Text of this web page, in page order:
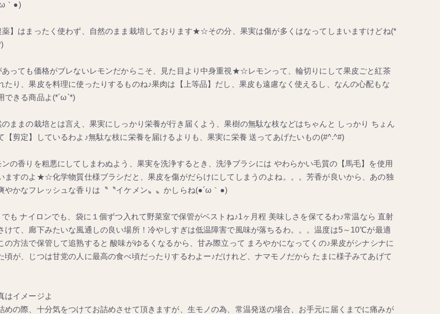
｀●)
薬】はまったく使わず、自然のまま栽培しております★☆その分、果実は傷が多くはなってしまいますけどね(*
あっても価格がブレないレモンだからこそ、見た目より中身重視★☆レモンって、輪切りにして果皮ごと紅茶
たり、果皮を料理に使ったりするものね♪果肉は【上等品】だし、果皮も遠慮なく使えるし、なんの心配もな
できる商品よ(*´ω`*)
ままの栽培とは言え、果実にしっかり栄養が行き届くよう、果樹の無駄な枝などはちゃんと しっかり ちょん
【剪定】しているわよ♪無駄な枝に栄養を届けるよりも、果実に栄養 送ってあげたいもの(#^.^#)
の香りを粗悪にしてしまわぬよう、果実を洗浄するとき、洗浄ブラシには やわらかい毛質の【馬毛】を使用
ますのよ★☆化学物質仕様ブラシだと、果皮を傷がだらけにしてしまうのよね。。。芳香が良いから、あの独
やかなフレッシュな香りは〝〝イケメン〟〟かしらね(●´ω｀●)
も ナイロンでも、袋に１個ずつ入れて野菜室で保管がベストね♪1ヶ月程 美味しさを保てるわ♪常温なら 直射
けて、廊下みたいな風通しの良い場所！冷やしすぎは低温障害で風味が落ちるわ。。。温度は5～10℃が最適
の方法で保管して追熟すると 酸味がゆるくなるから、甘み際立って まろやかになってくの♪果皮がシナシナに
頃が、じつは甘党の人に最高の食べ頃だったりするわよー♪だけれど、ナマモノだから たまに様子みてあげて
はイメージよ
の際、十分気をつけてお詰めさせて頂きますが、生モノの為、常温発送の場合、お手元に届くまでに痛みが